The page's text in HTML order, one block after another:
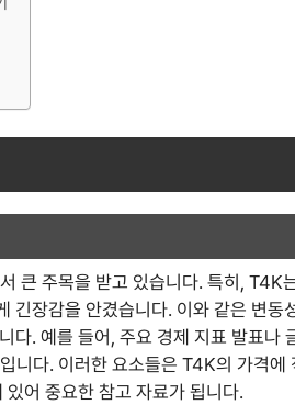
큰 주목을 받고 있습니다. 특히, T4K
긴장감을 안겼습니다. 이와 같은 변동
다. 예를 들어, 주요 경제 지표 발표나
니다. 이러한 요소들은 T4K의 가격에
어 중요한 참고 자료가 됩니다.